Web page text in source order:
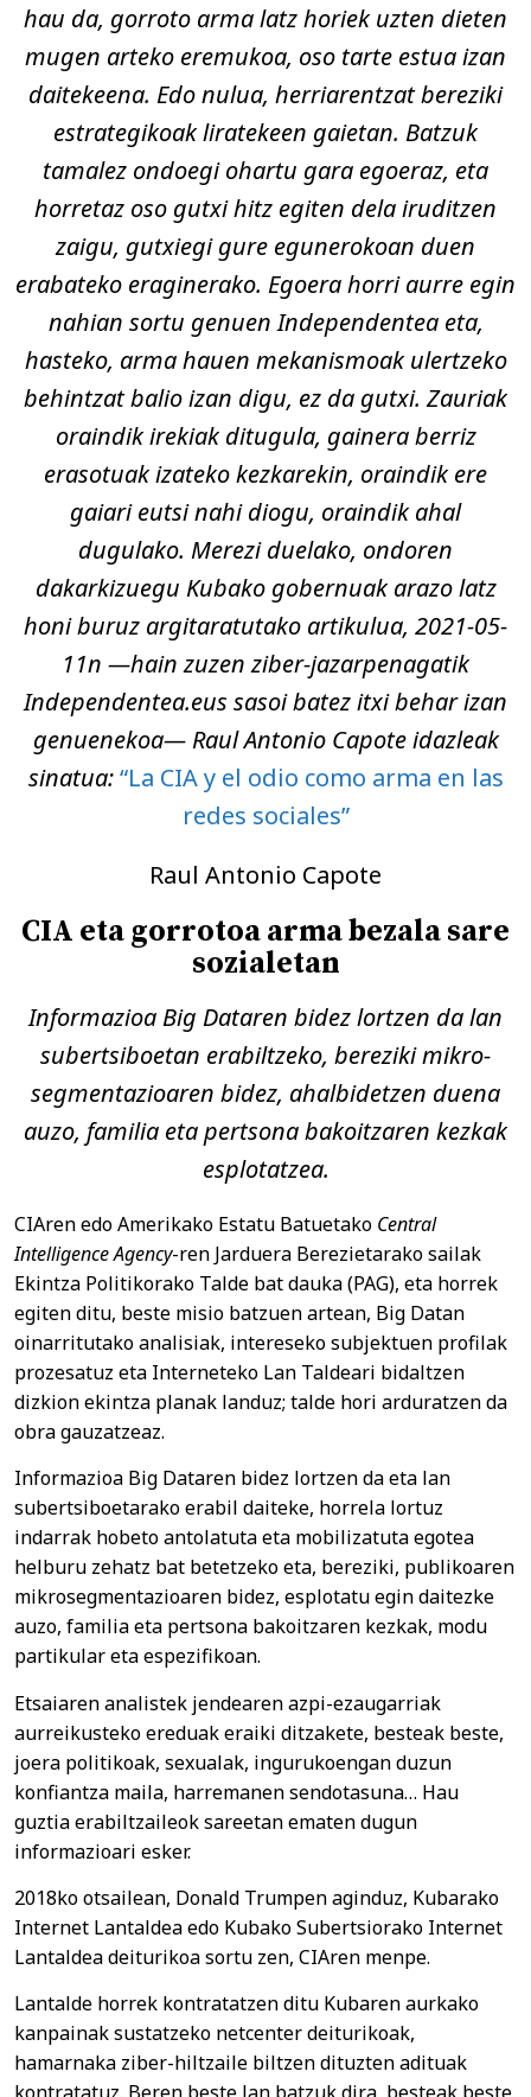
hau da, gorroto arma latz horiek uzten dieten
mugen arteko eremukoa, oso tarte estua izan
daitekeena. Edo nulua, herriarentzat bereziki
estrategikoak liratekeen gaietan. Batzuk
tamalez ondoegi ohartu gara egoeraz, eta
horretaz oso gutxi hitz egiten dela iruditzen
zaigu, gutxiegi gure egunerokoan duen
erabateko eraginerako. Egoera horri aurre egin
nahian sortu genuen Independentea eta,
hasteko, arma hauen mekanismoak ulertzeko
behintzat balio izan digu, ez da gutxi. Zauriak
oraindik irekiak ditugula, gainera berriz
erasotuak izateko kezkarekin, oraindik ere
gaiari eutsi nahi diogu, oraindik ahal
dugulako. Merezi duelako, ondoren
dakarkizuegu Kubako gobernuak arazo latz
honi buruz argitaratutako artikulua, 2021-05-
11n —hain zuzen ziber-jazarpenagatik
Independentea.eus sasoi batez itxi behar izan
genuenekoa— Raul Antonio Capote idazleak
sinatua:“La CIA y el odio como arma en las
redes sociales”
Raul Antonio Capote
CIA eta gorrotoa arma bezala sare
sozialetan
Informazioa Big Dataren bidez lortzen da lan
subertsiboetan erabiltzeko, bereziki mikro-
segmentazioaren bidez, ahalbidetzen duena
auzo, familia eta pertsona bakoitzaren kezkak
esplotatzea.
CIAren edo Amerikako Estatu Batuetako Central
Intelligence Agency-ren Jarduera Berezietarako sailak
Ekintza Politikorako Talde bat dauka (PAG), eta horrek
egiten ditu, beste misio batzuen artean, Big Datan
oinarritutako analisiak, intereseko subjektuen profilak
prozesatuz eta Interneteko Lan Taldeari bidaltzen
dizkion ekintza planak landuz; talde hori arduratzen da
obra gauzatzeaz.
Informazioa Big Dataren bidez lortzen da eta lan
subertsiboetarako erabil daiteke, horrela lortuz
indarrak hobeto antolatuta eta mobilizatuta egotea
helburu zehatz bat betetzeko eta, bereziki, publikoaren
mikrosegmentazioaren bidez, esplotatu egin daitezke
auzo, familia eta pertsona bakoitzaren kezkak, modu
partikular eta espezifikoan.
Etsaiaren analistek jendearen azpi-ezaugarriak
aurreikusteko ereduak eraiki ditzakete, besteak beste,
joera politikoak, sexualak, ingurukoengan duzun
konfiantza maila, harremanen sendotasuna… Hau
guztia erabiltzaileok sareetan ematen dugun
informazioari esker.
2018ko otsailean, Donald Trumpen aginduz, Kubarako
Internet Lantaldea edo Kubako Subertsiorako Internet
Lantaldea deiturikoa sortu zen, CIAren menpe.
Lantalde horrek kontratatzen ditu Kubaren aurkako
kanpainak sustatzeko netcenter deiturikoak,
hamarnaka ziber-hiltzaile biltzen dituzten adituak